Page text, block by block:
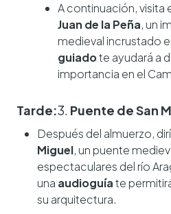
A continuación, visita
Juan de la Peña, un
medieval incrustado
guiadote ayudará a
importancia en el
Tarde:3. Puente de San
Después del almuerzo,
Miguel, un puente
espectaculares del río
una audioguíate
su arquitectura.